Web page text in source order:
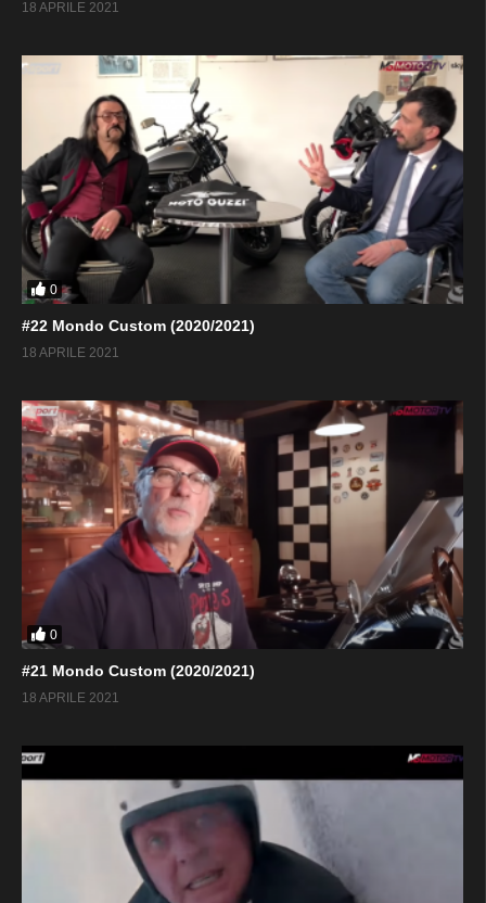
18 APRILE 2021
0
#22 Mondo Custom (2020/2021)
18 APRILE 2021
0
#21 Mondo Custom (2020/2021)
18 APRILE 2021